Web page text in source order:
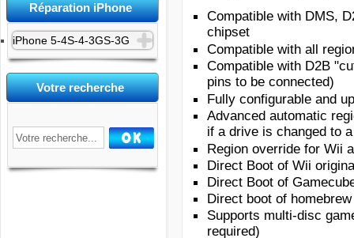
Réparation iPhone
iPhone 5-4S-4-3GS-3G
Votre recherche
Compatible with DMS,
chipset
Compatible with all
Compatible with D2B
pins to be connected)
Fully configurable and
Advanced automatic
if a drive is changed to
Region override for Wii
Direct Boot of Wii
Direct Boot of
Direct boot of
Supports multi-disc
required)